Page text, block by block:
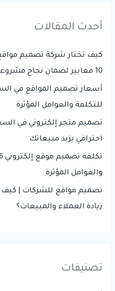
c
f
o
r
أحدث المقالات
كيف تختار شركة تصميم
10 معايير لضمان نجاح مشروعك
للتكلفة والعوامل المؤثرة
تصميم متجر إلكتروني في
احترافي يزيد مبيعاتك
والعوامل المؤثرة
تصميم مواقع للشركات | كيف
زيادة العملاء والمبيعات؟
تصنيفات